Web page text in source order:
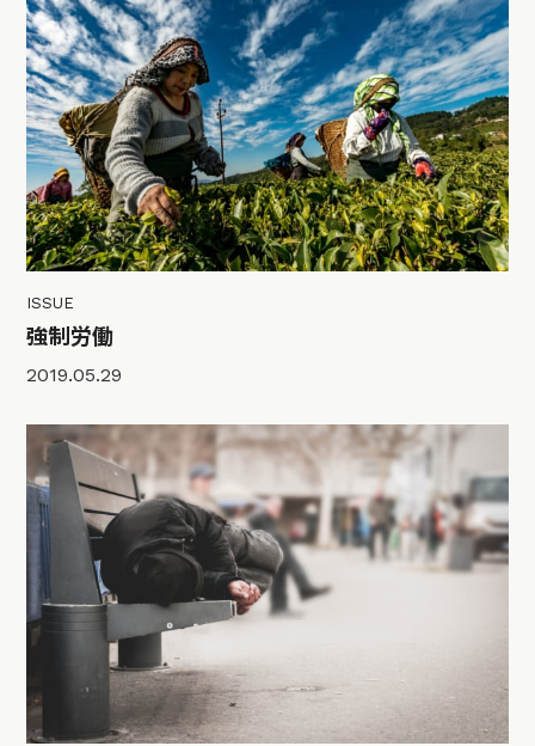
ISSUE
強制労働
2019.05.29